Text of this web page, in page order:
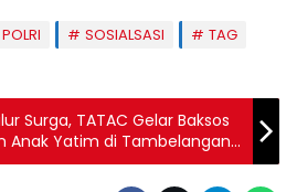
POLRI SOSIALSASI
TAG
Surga, TATAC Gelar Baksos
Anak Yatim di Tambelangan